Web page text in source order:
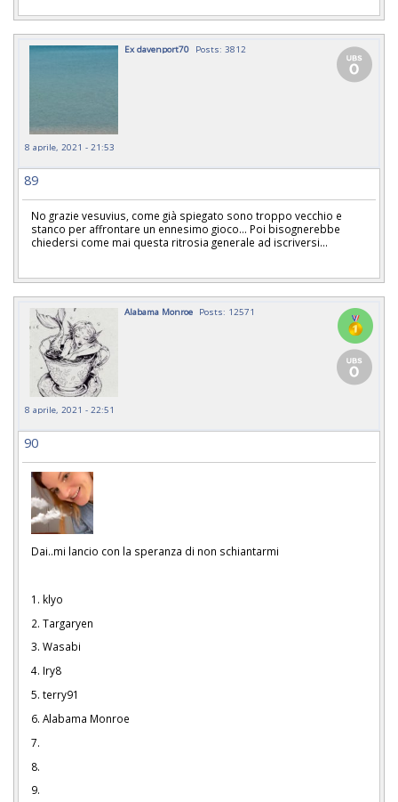
Ex davenport70 Posts: 3812
8 aprile, 2021 - 21:53
89
No grazie vesuvius, come già spiegato sono troppo vecchio e
stanco per affrontare un ennesimo gioco... Poi bisognerebbe
chiedersi come mai questa ritrosia generale ad iscriversi...
Alabama Monroe Posts: 12571
8 aprile, 2021 - 22:51
90
Dai..mi lancio con la speranza di non schiantarmi
1. klyo
2. Targaryen
3. Wasabi
4. Iry8
5. terry91
6. Alabama Monroe
7.
8.
9.